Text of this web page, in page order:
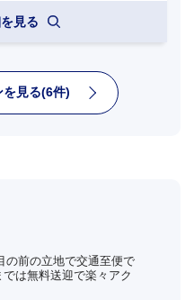
見る
見る(6件)